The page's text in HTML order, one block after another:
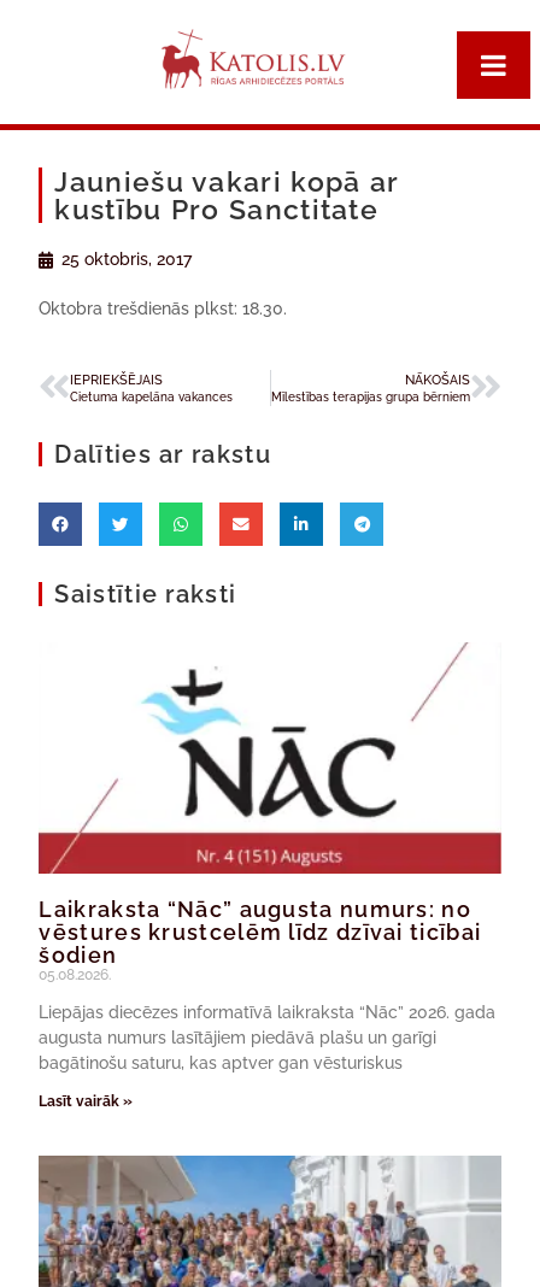
Jauniešu vakari kopā ar
kustību Pro Sanctitate
25 oktobris, 2017
Oktobra trešdienās plkst: 18.30.
IEPRIEKŠĒJAIS
Cietuma kapelāna vakances
NĀKOŠAIS
Mīlestības terapijas grupa bērniem
Dalīties ar rakstu
Saistītie raksti
Laikraksta “Nāc” augusta numurs: no
vēstures krustcelēm līdz dzīvai ticībai
šodien
05.08.2026.
Liepājas diecēzes informatīvā laikraksta “Nāc” 2026. gada
augusta numurs lasītājiem piedāvā plašu un garīgi
bagātinošu saturu, kas aptver gan vēsturiskus
Lasīt vairāk »